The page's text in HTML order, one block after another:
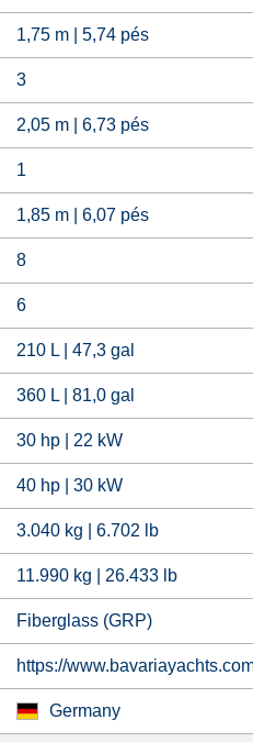
1,75 m | 5,74 pés
3
2,05 m | 6,73 pés
1
1,85 m | 6,07 pés
8
6
210 L | 47,3 gal
360 L | 81,0 gal
30 hp | 22 kW
40 hp | 30 kW
3.040 kg | 6.702 lb
11.990 kg | 26.433 lb
Fiberglass (GRP)
https://
Germany